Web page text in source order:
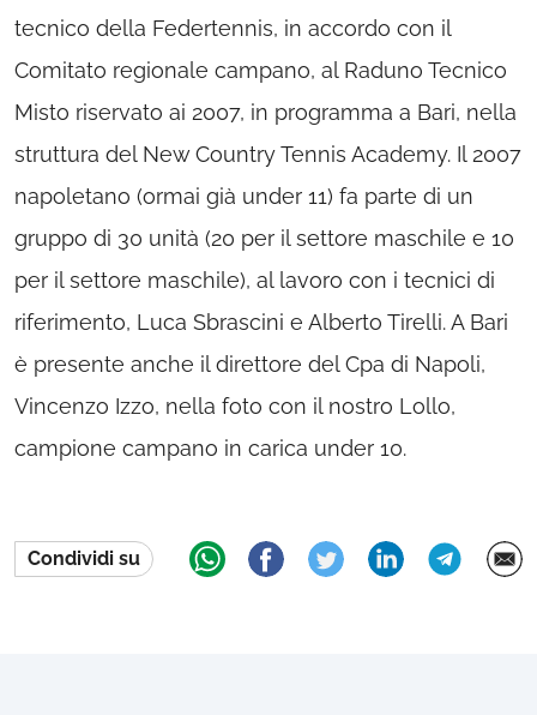
tecnico della Federtennis, in accordo con il
Comitato regionale campano, al Raduno Tecnico
Misto riservato ai 2007, in programma a Bari, nella
struttura del New Country Tennis Academy. Il 2007
napoletano (ormai già under 11) fa parte di un
gruppo di 30 unità (20 per il settore maschile e 10
per il settore maschile), al lavoro con i tecnici di
riferimento, Luca Sbrascini e Alberto Tirelli. A Bari
è presente anche il direttore del Cpa di Napoli,
Vincenzo Izzo, nella foto con il nostro Lollo,
campione campano in carica under 10.
Condividi su